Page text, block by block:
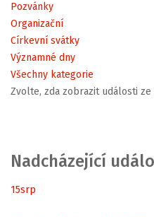
Pozvánky
Organizační
Církevní svátky
Významné dny
Všechny kategorie
Zvolte, zda zobrazit události
Nadcházející
15srp